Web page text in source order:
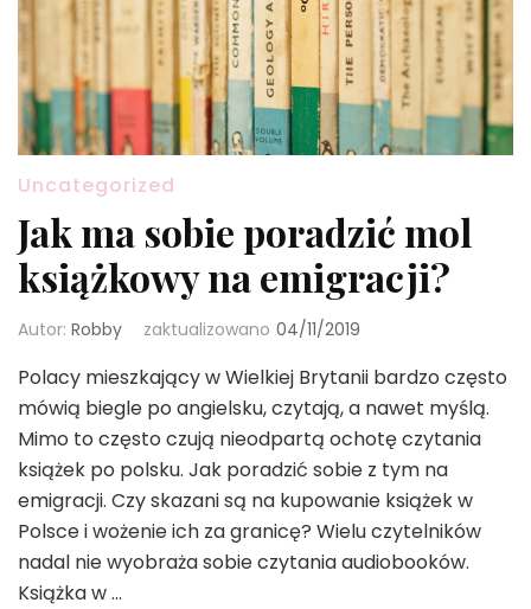
Uncategorized
Jak ma sobie poradzić mol
książkowy na emigracji?
Autor: Robby zaktualizowano 04/11/2019
Polacy mieszkający w Wielkiej Brytanii bardzo często
mówią biegle po angielsku, czytają, a nawet myślą.
Mimo to często czują nieodpartą ochotę czytania
książek po polsku. Jak poradzić sobie z tym na
emigracji. Czy skazani są na kupowanie książek w
Polsce i wożenie ich za granicę? Wielu czytelników
nadal nie wyobraża sobie czytania audiobooków.
Książka w …